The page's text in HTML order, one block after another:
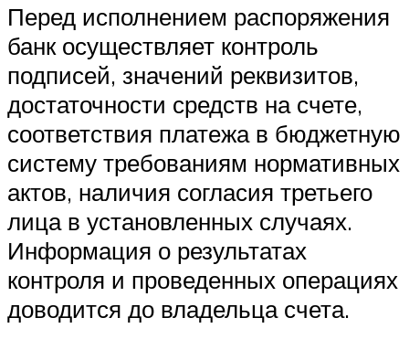
Перед исполнением распоряжения
банк осуществляет контроль
подписей, значений реквизитов,
достаточности средств на счете,
соответствия платежа в бюджетную
систему требованиям нормативных
актов, наличия согласия третьего
лица в установленных случаях.
Информация о результатах
контроля и проведенных операциях
доводится до владельца счета.